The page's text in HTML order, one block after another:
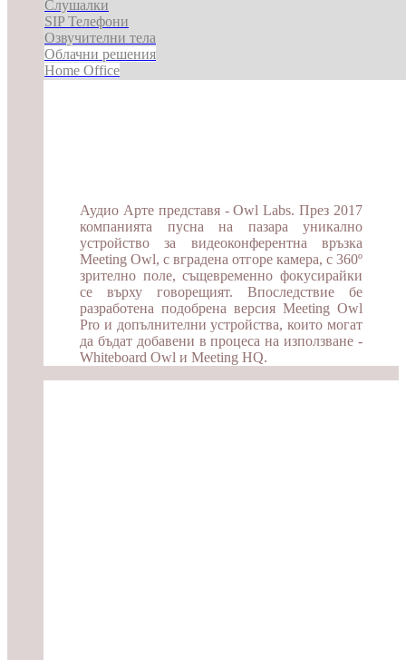
Слушалки
SIP Телефони
Озвучителни тела
Облачни решения
Home Office
Аудио Арте представя - Owl Labs. През 2017
компанията пусна на пазара уникално
устройство за видеоконферентна връзка
Meeting Owl, с вградена отгоре камера, с 360º
зрително поле, същевременно фокусирайки
се върху говорещият. Впоследствие бе
разработена подобрена версия Meeting Owl
Pro и допълнителни устройства, които могат
да бъдат добавени в процеса на използване -
Whiteboard Owl и Meeting HQ.